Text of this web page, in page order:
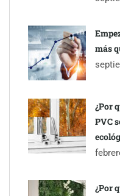
más
¿Por
PVC
¿Por